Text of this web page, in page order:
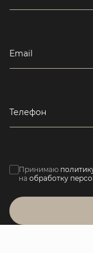
Email
Телефон
Принимаю
на обработку